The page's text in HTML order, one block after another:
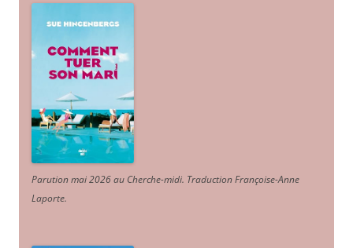
Parution mai 2026 au Cherche-midi. Traduction Françoise-Anne
Laporte.